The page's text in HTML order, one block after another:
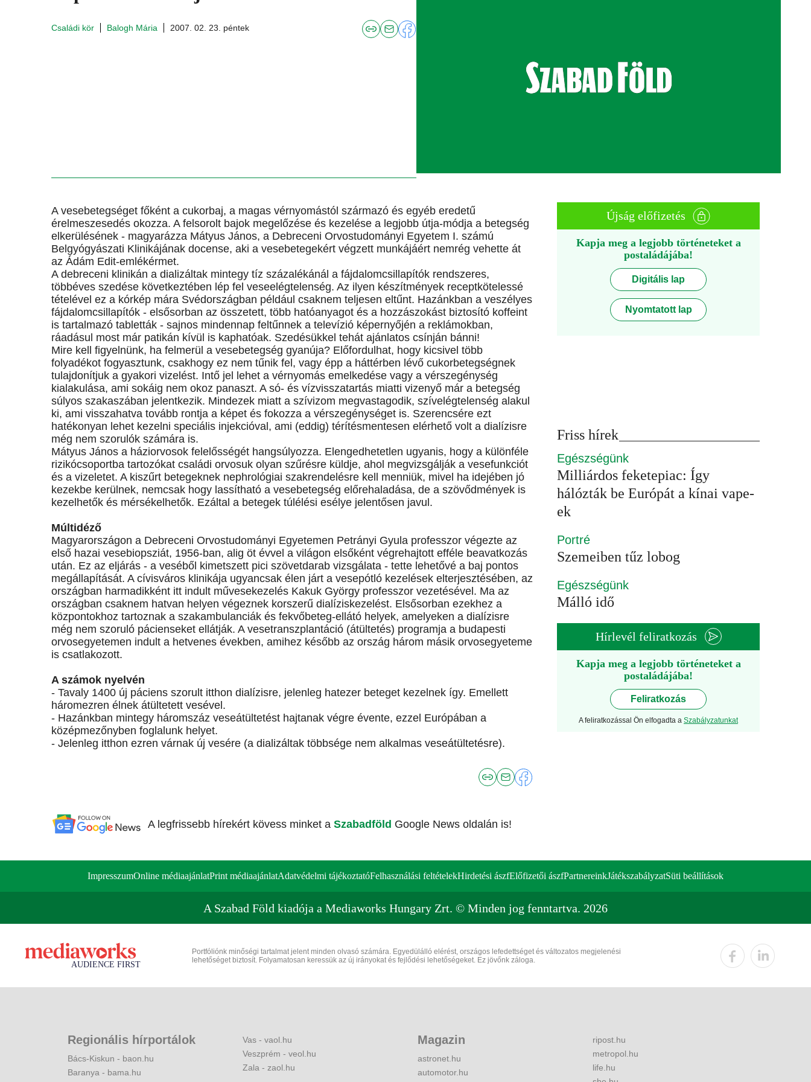
Családi kör Balogh Mária 2007. 02. 23. péntek
A vesebetegséget főként a cukorbaj, a magas vérnyomástól származó és egyéb eredetű
érelmeszesedés okozza. A felsorolt bajok megelőzése és kezelése a legjobb útja-módja a betegség
elkerülésének - magyarázza Mátyus János, a Debreceni Orvostudományi Egyetem I. számú
Belgyógyászati Klinikájának docense, aki a vesebetegekért végzett munkájáért nemrég vehette át
az Ádám Edit-emlékérmet.
A debreceni klinikán a dializáltak mintegy tíz százalékánál a fájdalomcsillapítók rendszeres,
többéves szedése következtében lép fel veseelégtelenség. Az ilyen készítmények receptkötelessé
tételével ez a kórkép mára Svédországban például csaknem teljesen eltűnt. Hazánkban a veszélyes
fájdalomcsillapítók - elsősorban az összetett, több hatóanyagot és a hozzászokást biztosító koffeint
is tartalmazó tabletták - sajnos mindennap feltűnnek a televízió képernyőjén a reklámokban,
ráadásul most már patikán kívül is kaphatóak. Szedésükkel tehát ajánlatos csínján bánni!
Mire kell figyelnünk, ha felmerül a vesebetegség gyanúja? Előfordulhat, hogy kicsivel több
folyadékot fogyasztunk, csakhogy ez nem tűnik fel, vagy épp a háttérben lévő cukorbetegségnek
tulajdonítjuk a gyakori vizelést. Intő jel lehet a vérnyomás emelkedése vagy a vérszegénység
kialakulása, ami sokáig nem okoz panaszt. A só- és vízvisszatartás miatti vizenyő már a betegség
súlyos szakaszában jelentkezik. Mindezek miatt a szívizom megvastagodik, szívelégtelenség alakul
ki, ami visszahatva tovább rontja a képet és fokozza a vérszegénységet is. Szerencsére ezt
hatékonyan lehet kezelni speciális injekcióval, ami (eddig) térítésmentesen elérhető volt a dialízisre
még nem szorulók számára is.
Mátyus János a háziorvosok felelősségét hangsúlyozza. Elengedhetetlen ugyanis, hogy a különféle
rizikócsoportba tartozókat családi orvosuk olyan szűrésre küldje, ahol megvizsgálják a vesefunkciót
és a vizeletet. A kiszűrt betegeknek nephrológiai szakrendelésre kell menniük, mivel ha idejében jó
kezekbe kerülnek, nemcsak hogy lassítható a vesebetegség előrehaladása, de a szövődmények is
kezelhetők és mérsékelhetők. Ezáltal a betegek túlélési esélye jelentősen javul.
Múltidéző
Magyarországon a Debreceni Orvostudományi Egyetemen Petrányi Gyula professzor végezte az
első hazai vesebiopsziát, 1956-ban, alig öt évvel a világon elsőként végrehajtott efféle beavatkozás
után. Ez az eljárás - a veséből kimetszett pici szövetdarab vizsgálata - tette lehetővé a baj pontos
megállapítását. A cívisváros klinikája ugyancsak élen járt a vesepótló kezelések elterjesztésében, az
országban harmadikként itt indult művesekezelés Kakuk György professzor vezetésével. Ma az
országban csaknem hatvan helyen végeznek korszerű dialíziskezelést. Elsősorban ezekhez a
központokhoz tartoznak a szakambulanciák és fekvőbeteg-ellátó helyek, amelyeken a dialízisre
még nem szoruló pácienseket ellátják. A vesetranszplantáció (átültetés) programja a budapesti
orvosegyetemen indult a hetvenes években, amihez később az ország három másik orvosegyeteme
is csatlakozott.
A számok nyelvén
- Tavaly 1400 új páciens szorult itthon dialízisre, jelenleg hatezer beteget kezelnek így. Emellett
háromezren élnek átültetett vesével.
- Hazánkban mintegy háromszáz veseátültetést hajtanak végre évente, ezzel Európában a
középmezőnyben foglalunk helyet.
- Jelenleg itthon ezren várnak új vesére (a dializáltak többsége nem alkalmas veseátültetésre).
A legfrissebb hírekért kövess minket a Szabadföld Google News oldalán is!
Újság előfizetés
Kapja meg a legjobb történeteket a
postaládájába!
Digitális lap
Nyomtatott lap
Friss hírek
Egészségünk
Milliárdos feketepiac: Így
hálózták be Európát a kínai vape-
ek
Portré
Szemeiben tűz lobog
Egészségünk
Málló idő
Hírlevél feliratkozás
Kapja meg a legjobb történeteket a
postaládájába!
Feliratkozás
A feliratkozással Ön elfogadta a Szabályzatunkat
ImpresszumOnline médiaajánlatPrint médiaajánlatAdatvédelmi tájékoztatóFelhasználási feltételekHirdetési ászfElőfizetői ászfPartnereinkJátékszabályzatSüti beállítások
A Szabad Föld kiadója a Mediaworks Hungary Zrt. © Minden jog fenntartva. 2026
Portfóliónk minőségi tartalmat jelent minden olvasó számára. Egyedülálló elérést, országos lefedettséget és változatos megjelenési
lehetőséget biztosít. Folyamatosan keressük az új irányokat és fejlődési lehetőségeket. Ez jövőnk záloga.
Regionális hírportálok
Bács-Kiskun - baon.hu
Baranya - bama.hu
Vas - vaol.hu
Veszprém - veol.hu
Zala - zaol.hu
Magazin
astronet.hu
automotor.hu
ripost.hu
metropol.hu
life.hu